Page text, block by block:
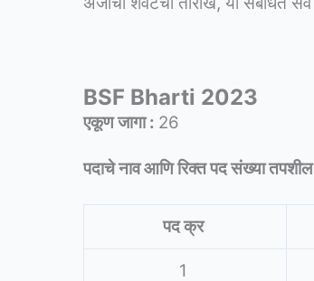
BSF Bharti 2023
एकूण जागा : 26
पदाचे नाव आणि रिक्त पद संख्या
पद क्र
1